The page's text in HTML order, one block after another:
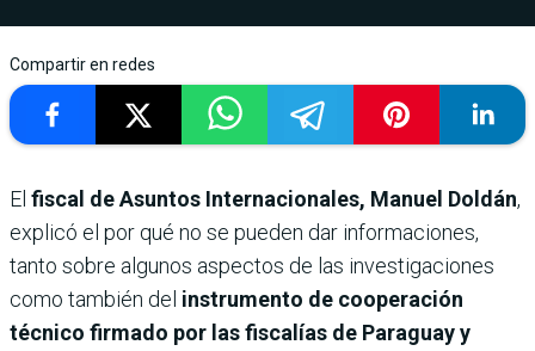
Compartir en redes
El fiscal de Asuntos Internacionales, Manuel Doldán,
explicó el por qué no se pueden dar informaciones,
tanto sobre algunos aspectos de las investigaciones
como también del instrumento de cooperación
técnico firmado por las fiscalías de Paraguay y